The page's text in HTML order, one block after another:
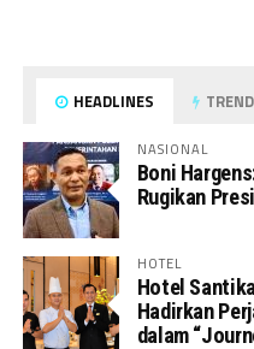
HEADLINES
NASIONAL
Boni
Rugikan
HOTEL
Hotel
Hadirkan
dalam